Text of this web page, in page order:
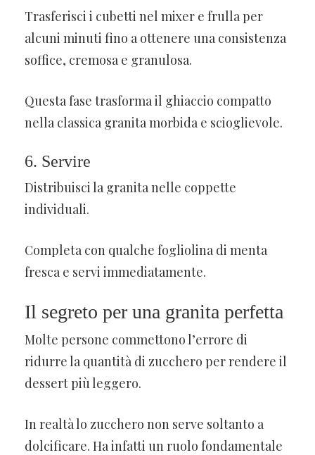
Trasferisci i cubetti nel mixer e frulla per
alcuni minuti fino a ottenere una consistenza
soffice, cremosa e granulosa.
Questa fase trasforma il ghiaccio compatto
nella classica granita morbida e scioglievole.
6. Servire
Distribuisci la granita nelle coppette
individuali.
Completa con qualche fogliolina di menta
fresca e servi immediatamente.
Il segreto per una granita perfetta
Molte persone commettono l’errore di
ridurre la quantità di zucchero per rendere il
dessert più leggero.
In realtà lo zucchero non serve soltanto a
dolcificare. Ha infatti un ruolo fondamentale